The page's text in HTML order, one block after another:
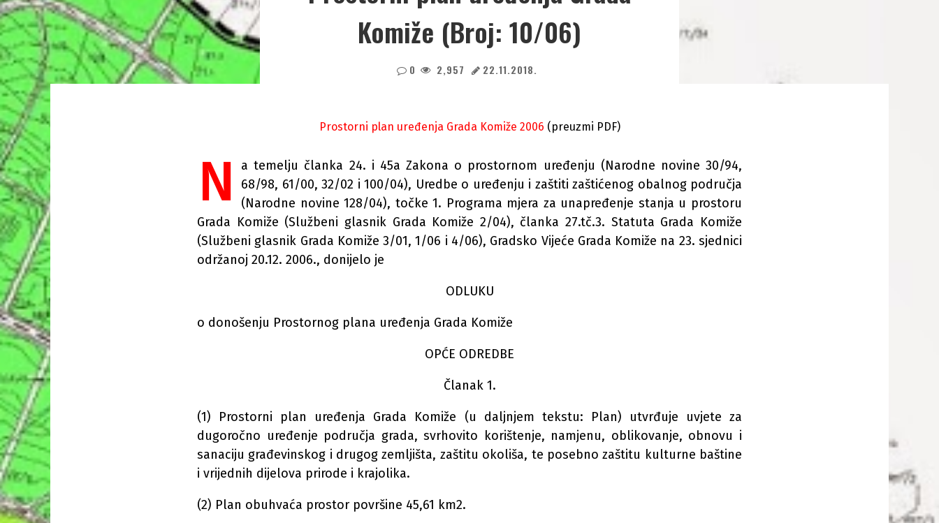
Komiže (Broj: 10/06)
0 2,957 22.11.2018.
Prostorni plan uređenja Grada Komiže 2006 (preuzmi PDF)
N
a temelju članka 24. i 45a Zakona o prostornom uređenju (Narodne novine 30/94,
68/98, 61/00, 32/02 i 100/04), Uredbe o uređenju i zaštiti zaštićenog obalnog područja
(Narodne novine 128/04), točke 1. Programa mjera za unapređenje stanja u prostoru
Grada Komiže (Službeni glasnik Grada Komiže 2/04), članka 27.tč.3. Statuta Grada Komiže
(Službeni glasnik Grada Komiže 3/01, 1/06 i 4/06), Gradsko Vijeće Grada Komiže na 23. sjednici
održanoj 20.12. 2006., donijelo je
ODLUKU
o donošenju Prostornog plana uređenja Grada Komiže
OPĆE ODREDBE
Članak 1.
(1) Prostorni plan uređenja Grada Komiže (u daljnjem tekstu: Plan) utvrđuje uvjete za
dugoročno uređenje područja grada, svrhovito korištenje, namjenu, oblikovanje, obnovu i
sanaciju građevinskog i drugog zemljišta, zaštitu okoliša, te posebno zaštitu kulturne baštine
i vrijednih dijelova prirode i krajolika.
(2) Plan obuhvaća prostor površine 45,61 km2.